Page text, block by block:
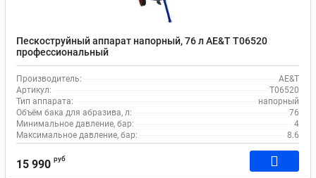
Пескоструйный аппарат напорный, 76 л AE&T T06520
профессиональный
Производитель:
AE&T
Артикул:
T06520
Тип аппарата:
напорный
Объём бака для абразива, л:
76
Минимальное давление, бар:
4
Максимальное давление, бар:
8.6
15 990 руб